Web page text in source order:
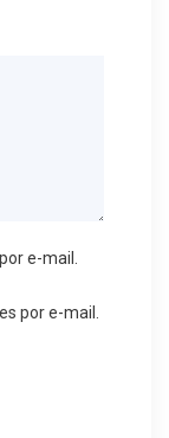
e-mail.
por e-mail.